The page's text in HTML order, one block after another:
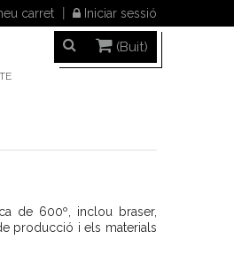
carret Iniciar sessió
(Buit)
de 600º, inclou braser,
producció i els materials